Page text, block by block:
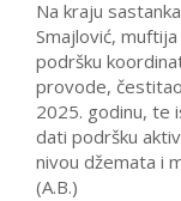
Na kraju
Smajlović,
podršku
provode,
2025. godinu, te
dati podršku
nivou džemata i
(A.B.)